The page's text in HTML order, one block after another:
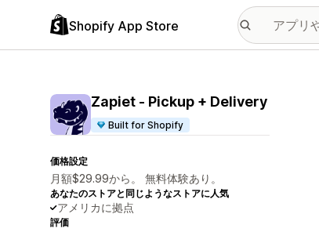
Shopify App Store
Zapiet ‑ Pickup + Delivery
Built for Shopify
価格設定
月額$29.99から。 無料体験あり。
あなたのストアと同じようなストアに人気
アメリカに拠点
評価